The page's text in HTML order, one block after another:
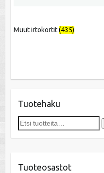
Muut irtokortit(435)
Tuotehaku
Etsi:
Tuoteosastot